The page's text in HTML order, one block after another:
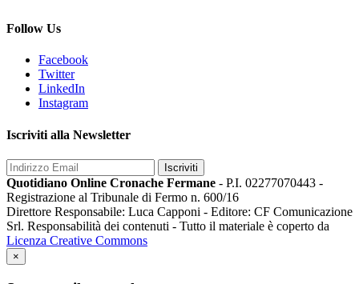
Follow Us
Facebook
Twitter
LinkedIn
Instagram
Iscriviti alla Newsletter
Iscriviti
Quotidiano Online Cronache Fermane - P.I. 02277070443 -
Registrazione al Tribunale di Fermo n. 600/16
Direttore Responsabile: Luca Capponi - Editore: CF Comunicazione
Srl. Responsabilità dei contenuti - Tutto il materiale è coperto da
Licenza Creative Commons
×